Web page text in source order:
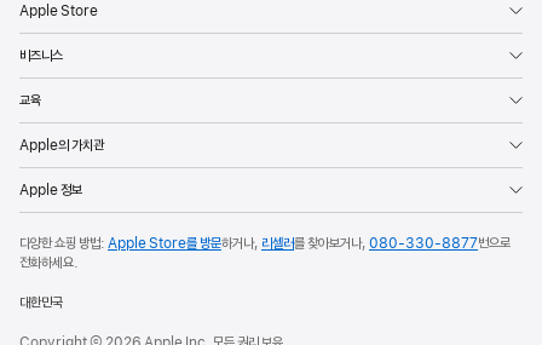
Apple Store
비즈니스
교육
Apple의 가치관
Apple 정보
다양한 쇼핑 방법: Apple Store를 방문하거나, 리셀러를 찾아보거나, 080-330-8877번으로
전화하세요.
대한민국